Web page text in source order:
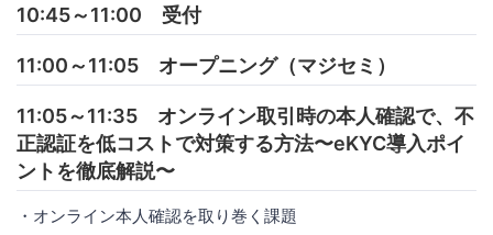
10:45～11:00 受付
11:00～11:05 オープニング（マジセミ）
11:05～11:35 オンライン取引時の本人確認で、不
正認証を低コストで対策する方法〜eKYC導入ポイ
ントを徹底解説〜
・オンライン本人確認を取り巻く課題